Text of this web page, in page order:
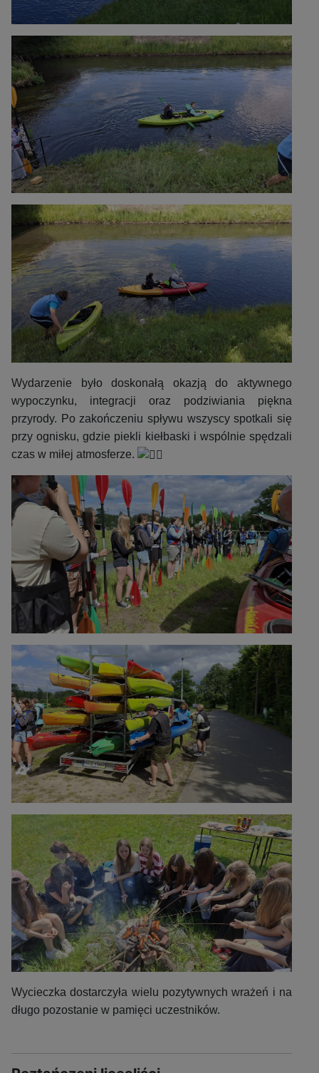
Wydarzenie było doskonałą okazją do aktywnego
wypoczynku, integracji oraz podziwiania piękna
przyrody. Po zakończeniu spływu wszyscy spotkali się
przy ognisku, gdzie piekli kiełbaski i wspólnie spędzali
czas w miłej atmosferze.
Wycieczka dostarczyła wielu pozytywnych wrażeń i na
długo pozostanie w pamięci uczestników.